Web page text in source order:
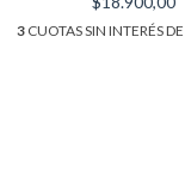
3CUOTAS SIN INTERÉS DE